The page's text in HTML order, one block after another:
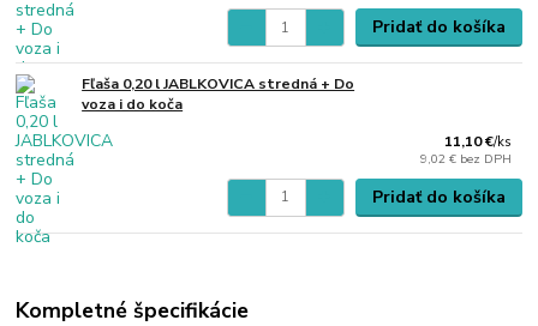
Pridať do košíka
Fľaša 0,20 l JABLKOVICA stredná + Do
voza i do koča
11,10 €/ks
9,02 € bez DPH
Pridať do košíka
Kompletné špecifikácie